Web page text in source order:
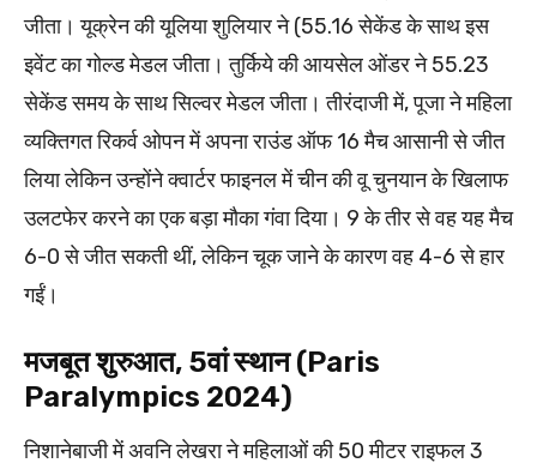
जीता। यूक्रेन की यूलिया शुलियार ने (55.16 सेकेंड के साथ इस
इवेंट का गोल्ड मेडल जीता। तुर्किये की आयसेल ओंडर ने 55.23
सेकेंड समय के साथ सिल्वर मेडल जीता। तीरंदाजी में, पूजा ने महिला
व्यक्तिगत रिकर्व ओपन में अपना राउंड ऑफ 16 मैच आसानी से जीत
लिया लेकिन उन्होंने क्वार्टर फाइनल में चीन की वू चुनयान के खिलाफ
उलटफेर करने का एक बड़ा मौका गंवा दिया। 9 के तीर से वह यह मैच
6-0 से जीत सकती थीं, लेकिन चूक जाने के कारण वह 4-6 से हार
गईं।
मजबूत शुरुआत, 5वां स्थान (Paris
Paralympics 2024)
निशानेबाजी में अवनि लेखरा ने महिलाओं की 50 मीटर राइफल 3